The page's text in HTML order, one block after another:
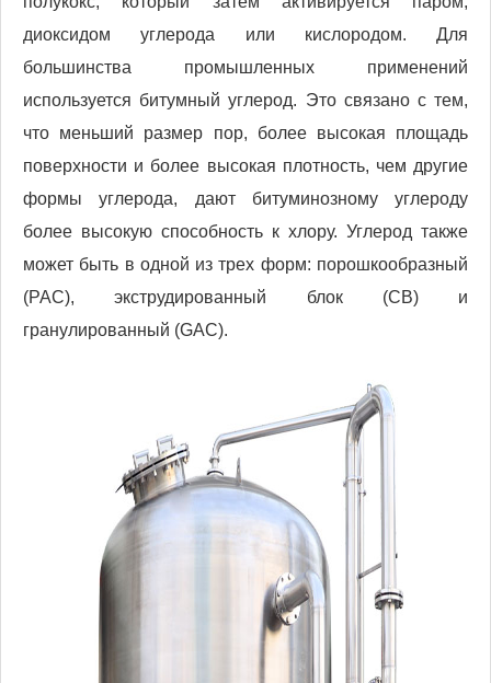
диоксидом углерода или кислородом. Для
большинства промышленных применений
используется битумный углерод. Это связано с тем,
что меньший размер пор, более высокая площадь
поверхности и более высокая плотность, чем другие
формы углерода, дают битуминозному углероду
более высокую способность к хлору. Углерод также
может быть в одной из трех форм: порошкообразный
(PAC), экструдированный блок (CB) и
гранулированный (GAC).